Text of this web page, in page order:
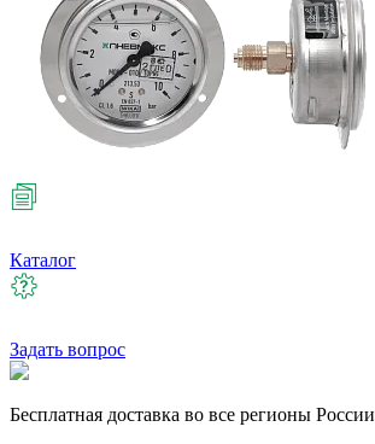
Каталог
Задать вопрос
Бесплатная доставка во все регионы России